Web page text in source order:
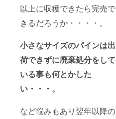
以上に収穫できたら完売で
きるだろうか・・・・。
小さなサイズのパインは出
荷できずに廃棄処分をして
いる事も何とかした
い・・・。
など悩みもあり翌年以降の